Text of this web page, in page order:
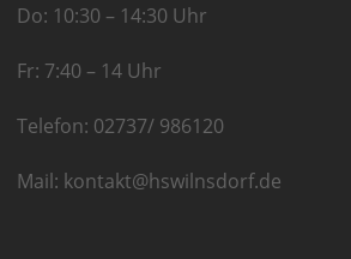
Do: 10:30 – 14:30 Uhr
Fr: 7:40 – 14 Uhr
Telefon: 02737/ 986120
Mail: kontakt@hswilnsdorf.de